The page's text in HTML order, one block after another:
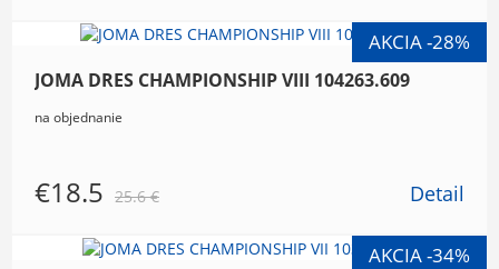
JOMA DRES CHAMPIONSHIP VIII 104263.609
na objednanie
€18.5 25.6 € Detail